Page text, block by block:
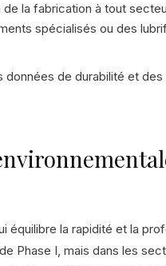
la fabrication à tout
spécialisés ou des
données de durabilité et
équilibre la rapidité et la
Phase I, mais dans les